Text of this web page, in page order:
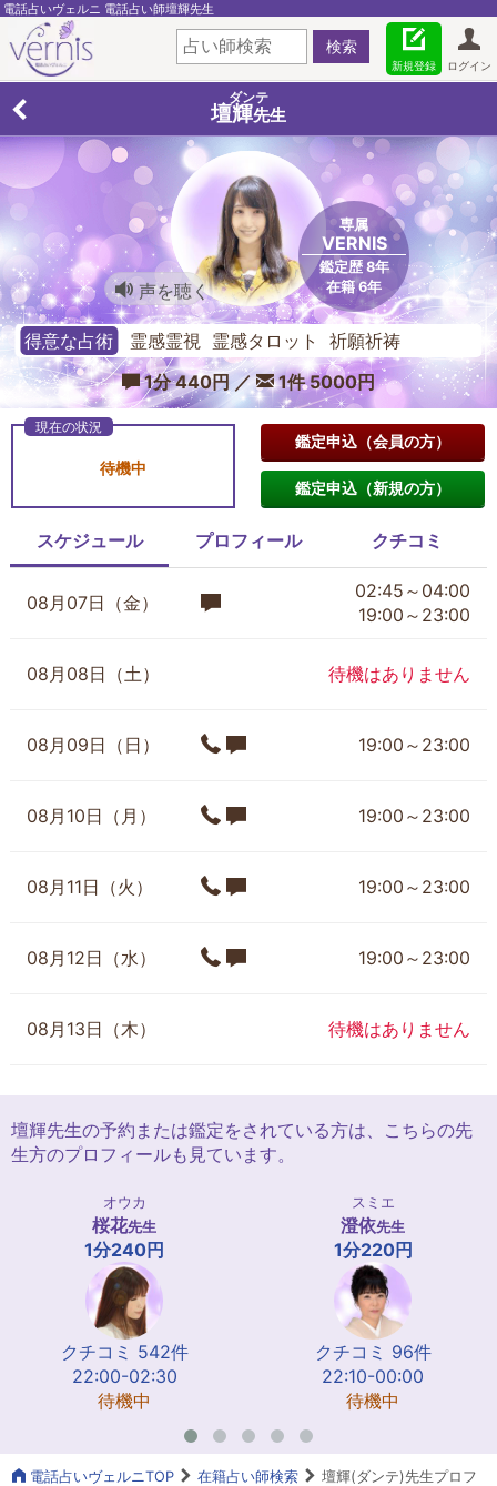
電話占いヴェルニ 電話占い師壇輝先生
ログイン
新規登録
ダンテ
壇輝先生
専属
VERNIS
鑑定歴 8年
在籍 6年
声を聴く
得意な占術
霊感霊視 霊感タロット 祈願祈祷
1分 440円 ／
1件 5000円
待機中
鑑定申込（会員の方）
鑑定申込（新規の方）
スケジュール プロフィール クチコミ
08月07日（金）
02:45～04:00
19:00～23:00
08月08日（土） 待機はありません
08月09日（日） 19:00～23:00
08月10日（月） 19:00～23:00
08月11日（火） 19:00～23:00
08月12日（水） 19:00～23:00
08月13日（木） 待機はありません
壇輝先生の予約または鑑定をされている方は、こちらの先
生方のプロフィールも見ています。
オウカ
桜花先生
1分240円
クチコミ 542件
22:00-02:30
待機中
スミエ
澄依先生
1分220円
クチコミ 96件
22:10-00:00
待機中
電話占いヴェルニTOP 在籍占い師検索
壇輝(ダンテ)先生プロフ